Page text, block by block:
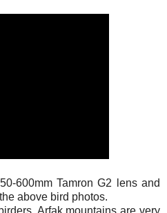
600mm Tamron G2 lens and
above bird photos.